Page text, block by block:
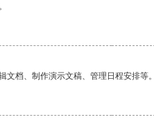
档、制作演示文稿、管理日程安排等。